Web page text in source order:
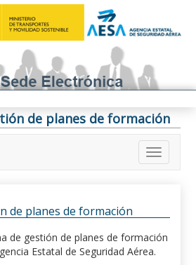
de planes de formación
de planes de formación
de gestión de planes de formación
Estatal de Seguridad Aérea.